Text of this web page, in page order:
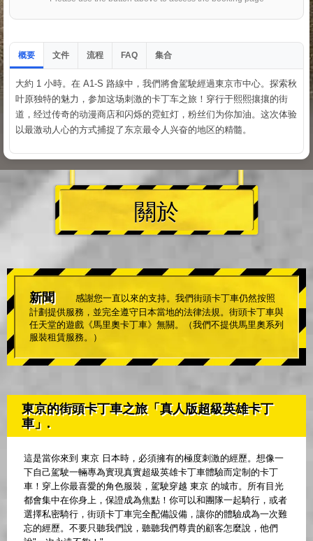
概要 文件 流程 FAQ 集合
大約 1 小時。在 A1-S 路線中，我們將會駕駛經過東京市中心。探索秋
叶原独特的魅力，参加这场刺激的卡丁车之旅！穿行于熙熙攘攘的街
道，经过传奇的动漫商店和闪烁的霓虹灯，粉丝们为你加油。这次体验
以最激动人心的方式捕捉了东京最令人兴奋的地区的精髓。
關於
新聞
感謝您一直以來的支持。我們街頭卡丁車仍然按照
計劃提供服務，並完全遵守日本當地的法律法規。街頭卡丁車與
任天堂的遊戲《馬里奧卡丁車》無關。（我們不提供馬里奧系列
服裝租賃服務。）
東京的街頭卡丁車之旅「真人版超級英雄卡丁
車」.
這是當你來到 東京 日本時，必須擁有的極度刺激的經歷。想像一
下自己駕駛一輛專為實現真實超級英雄卡丁車體驗而定制的卡丁
車！穿上你最喜愛的角色服裝，駕駛穿越 東京 的城市。所有目光
都會集中在你身上，保證成為焦點！你可以和團隊一起騎行，或者
選擇私密騎行，街頭卡丁車完全配備設備，讓你的體驗成為一次難
忘的經歷。不要只聽我們說，聽聽我們尊貴的顧客怎麼說，他們